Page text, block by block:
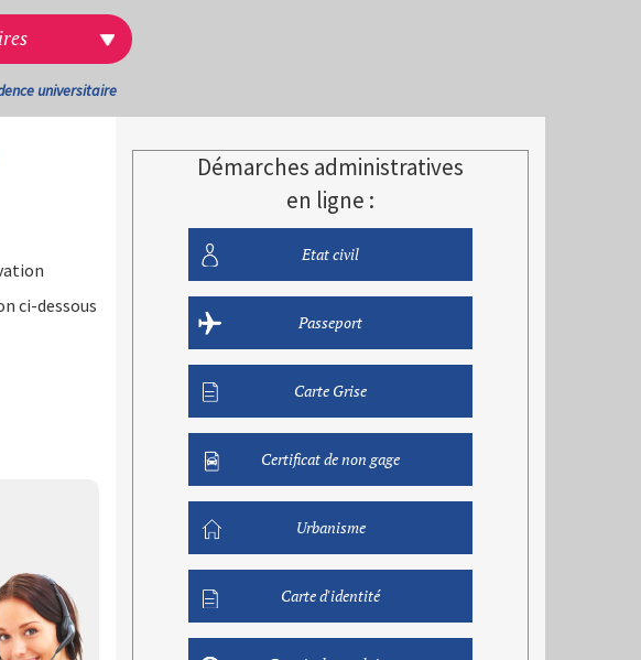
universitaire
ci-dessous
Démarches administratives
en ligne :
Etat civil
Passeport
Carte Grise
Certificat de non gage
Urbanisme
Carte d'identité